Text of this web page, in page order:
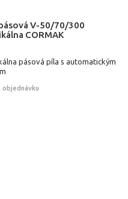
V-50/70/300
CORMAK
pásová píla s automatickým
objednávku